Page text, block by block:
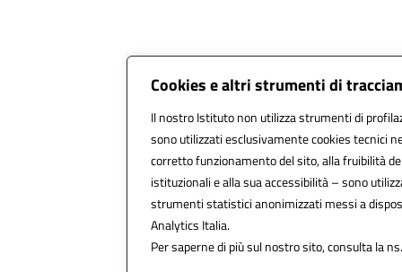
Cookies e altri strumenti di
Il nostro Istituto non utilizza strumenti di
sono utilizzati esclusivamente cookies tecnici
corretto funzionamento del sito, alla fruibilità
istituzionali e alla sua accessibilità – sono
strumenti statistici anonimizzati messi a
Analytics Italia.
Per saperne di più sul nostro sito, consulta la ns.